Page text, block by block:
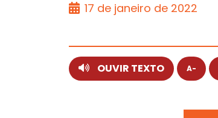
17 de janeiro de 2022
OUVIR TEXTO A-